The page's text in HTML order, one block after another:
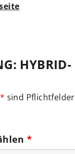
HYBRID-
* sind Pflichtfelder
*